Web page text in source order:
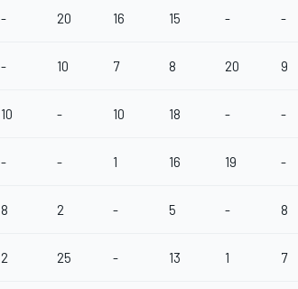
- 20 16 15 - -
- 10 7 8 20 9
10 - 10 18 - -
- - 1 16 19 -
8 2 - 5 - 8
2 25 - 13 1 7